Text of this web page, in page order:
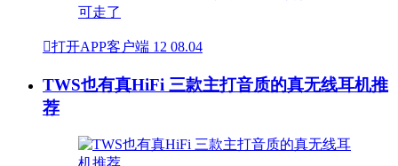
打开APP客户端 12 08.04
TWS也有真HiFi 三款主打音质的真无线耳机推
荐